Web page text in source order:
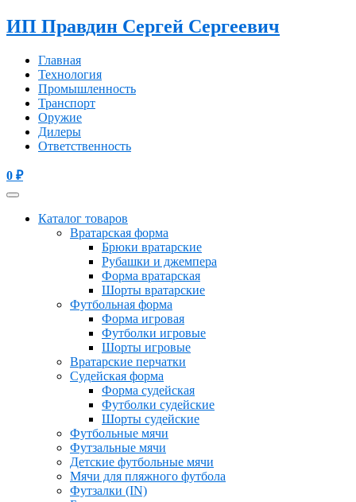
ИП Правдин Сергей Сергеевич
Главная
Технология
Промышленность
Транспорт
Оружие
Дилеры
Ответственность
0 ₽
Каталог товаров
Вратарская форма
Брюки вратарские
Рубашки и джемпера
Форма вратарская
Шорты вратарские
Футбольная форма
Форма игровая
Футболки игровые
Шорты игровые
Вратарские перчатки
Судейская форма
Форма судейская
Футболки судейские
Шорты судейские
Футбольные мячи
Футзальные мячи
Детские футбольные мячи
Мячи для пляжного футбола
Футзалки (IN)